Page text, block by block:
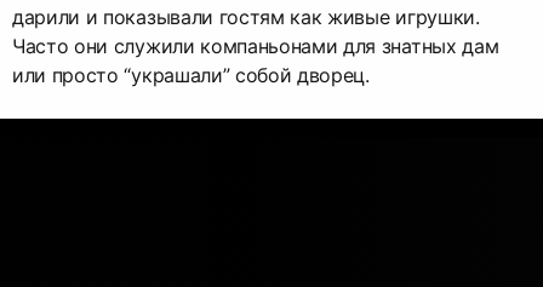
дарили и показывали гостям как живые игрушки.
Часто они служили компаньонами для знатных дам
или просто “украшали” собой дворец.